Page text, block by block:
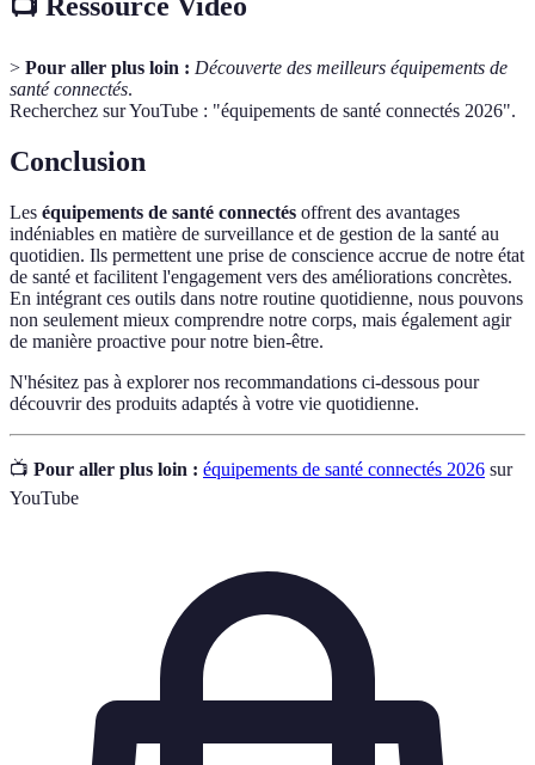
📺 Ressource Vidéo
> Pour aller plus loin : Découverte des meilleurs équipements de
santé connectés.
Recherchez sur YouTube : "équipements de santé connectés 2026".
Conclusion
Les équipements de santé connectés offrent des avantages
indéniables en matière de surveillance et de gestion de la santé au
quotidien. Ils permettent une prise de conscience accrue de notre état
de santé et facilitent l'engagement vers des améliorations concrètes.
En intégrant ces outils dans notre routine quotidienne, nous pouvons
non seulement mieux comprendre notre corps, mais également agir
de manière proactive pour notre bien-être.
N'hésitez pas à explorer nos recommandations ci-dessous pour
découvrir des produits adaptés à votre vie quotidienne.
📺 Pour aller plus loin : équipements de santé connectés 2026 sur
YouTube